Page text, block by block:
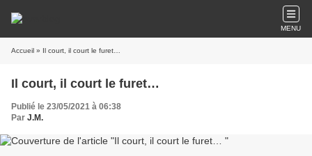
MENU
Accueil » Il court, il court le furet…
Il court, il court le furet…
Publié le 23/05/2021 à 06:38
Par J.M.